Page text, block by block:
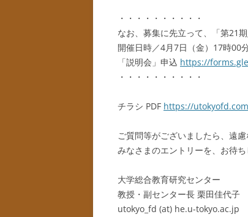
・・・・・・・・・・
なお、募集に先立って、「第21期
開催日時／4月7日（金）17時00
「説明会」申込 https://
・・・・・・・・・・
チラシ PDF https://
ご質問等がございましたら、遠慮
みなさまのエントリーを、お待ち
大学総合教育研究センター
教授・副センター長 栗田佳代子
utokyo_fd (at) he.u-tokyo.ac.jp